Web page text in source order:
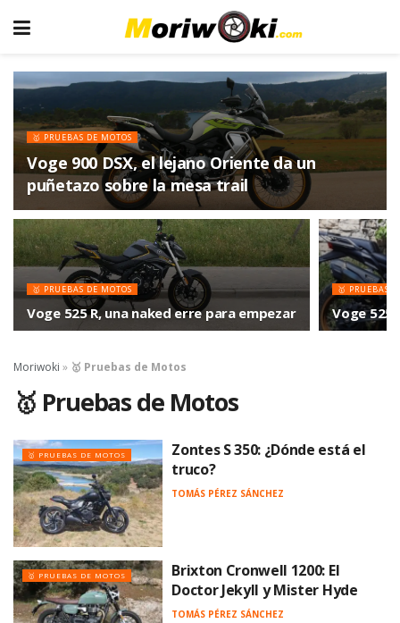
🥇 PRUEBAS DE MOTOS
Voge 900 DSX, el lejano Oriente da un
puñetazo sobre la mesa trail
🥇 PRUEBAS DE MOTOS
Voge 525 R, una naked erre para empezar
🥇 PRUEBAS
Voge
Moriwoki » 🥇 Pruebas de Motos
🥇 Pruebas de Motos
🥇 PRUEBAS DE MOTOS
Zontes S 350: ¿Dónde está el
truco?
TOMÁS PÉREZ SÁNCHEZ
🥇 PRUEBAS DE MOTOS
Brixton Cronwell 1200: El
Doctor Jekyll y Mister Hyde
TOMÁS PÉREZ SÁNCHEZ